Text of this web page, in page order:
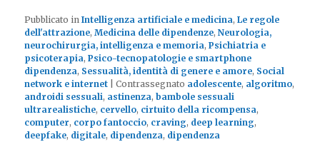
Pubblicato in Intelligenza artificiale e medicina,Le regole
dell'attrazione,Medicina delle dipendenze,Neurologia,
neurochirurgia, intelligenza e memoria,Psichiatria e
psicoterapia,Psico-tecnopatologie e smartphone
dipendenza, Sessualità, identità di genere e amore, Social
network e internet
|Contrassegnato adolescente, algoritmo,
androidi sessuali, astinenza,bambole sessuali
ultrarealistiche, cervello, cirtuito della ricompensa,
computer, corpo fantoccio, craving, deep learning,
deepfake, digitale, dipendenza, dipendenza